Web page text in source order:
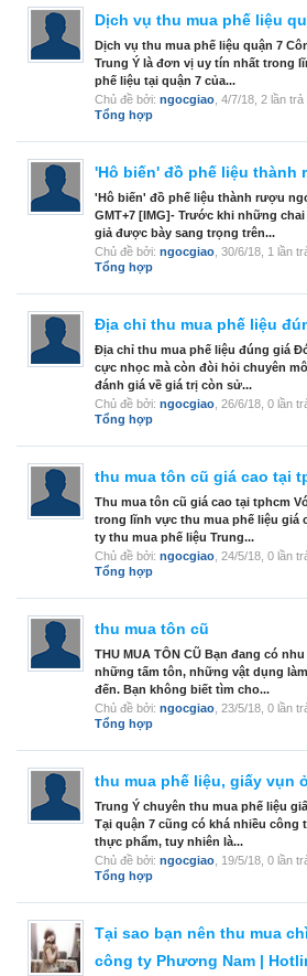
Dịch vụ thu mua phế liệu
Dịch vụ thu mua phế liệu quận 7
Trung Ý là đơn vị uy tín nhất trong
phế liệu tại quận 7 của...
Chủ đề bởi: ngocgiao 4/7/18 , 2 lần
Tổng hợp
'Hô biến' đồ phế liệu thành
'Hô biến' đồ phế liệu thành rượu
GMT+7 [IMG]- Trước khi những
giả được bày sang trọng trên...
Chủ đề bởi: ngocgiao 30/6/18 , 1 lần
Tổng hợp
Địa chỉ thu mua phế liệu
Địa chỉ thu mua phế liệu đúng giá
cực nhọc mà còn đòi hỏi chuyên
đánh giá về giá trị còn sử...
Chủ đề bởi: ngocgiao 26/6/18 , 0 lần
Tổng hợp
thu mua tôn cũ giá cao tại
Thu mua tôn cũ giá cao tại tphcm
trong lĩnh vực thu mua phế liệu giá
ty thu mua phế liệu Trung...
Chủ đề bởi: ngocgiao 24/5/18 , 0 lần
Tổng hợp
thu mua tôn cũ
THU MUA TÔN CŨ Bạn đang có
những tấm tôn, những vật dụng
đến. Bạn không biết tìm cho...
Chủ đề bởi: ngocgiao 23/5/18 , 0 lần
Tổng hợp
thu mua phế liệu, giấy vụn
Trung Ý chuyên thu mua phế liệu
Tại quận 7 cũng có khá nhiều công
thực phẩm, tuy nhiên là...
Chủ đề bởi: ngocgiao 19/5/18 , 0 lần
Tổng hợp
Tại sao bạn nên thu mua
công ty Phương Nam |